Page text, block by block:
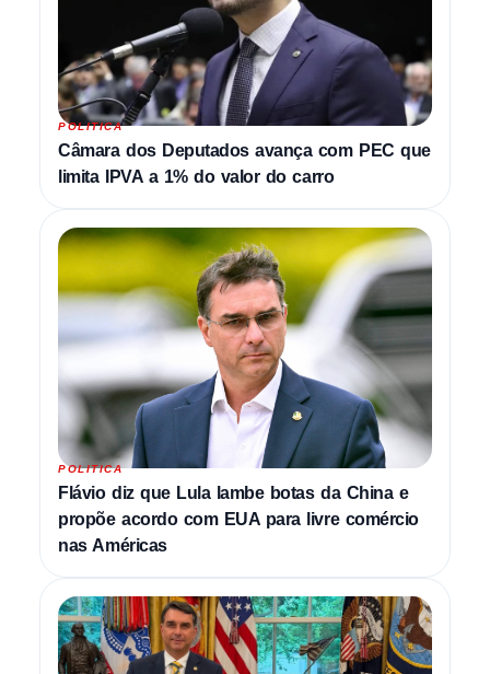
POLITICA
Câmara dos Deputados avança com PEC que
limita IPVA a 1% do valor do carro
POLITICA
Flávio diz que Lula lambe botas da China e
propõe acordo com EUA para livre comércio
nas Américas